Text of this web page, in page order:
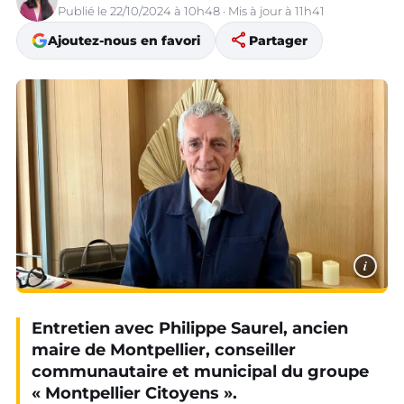
Publié le 22/10/2024 à 10h48 · Mis à jour à 11h41
Ajoutez-nous en favori share Partager
i
Entretien avec Philippe Saurel, ancien
maire de Montpellier, conseiller
communautaire et municipal du groupe
« Montpellier Citoyens ».